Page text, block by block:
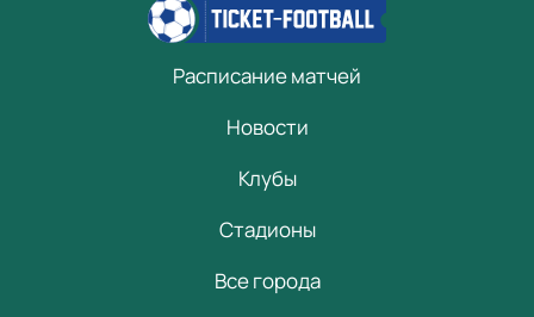
Расписание матчей
Новости
Клубы
Стадионы
Все города